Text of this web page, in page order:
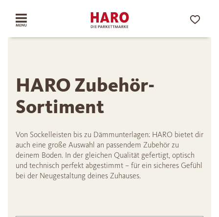
HARO Zubehör-
Sortiment
Von Sockelleisten bis zu Dämmunterlagen: HARO bietet dir
auch eine große Auswahl an passendem Zubehör zu
deinem Boden. In der gleichen Qualität gefertigt, optisch
und technisch perfekt abgestimmt – für ein sicheres Gefühl
bei der Neugestaltung deines Zuhauses.